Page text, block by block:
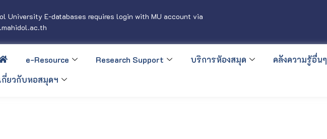
University E-databases requires login with MU account via
e-Resource Research Support บริการห้องสมุด
คลังความรู้อื่นๆ
กี่ยวกับหอสมุดฯ